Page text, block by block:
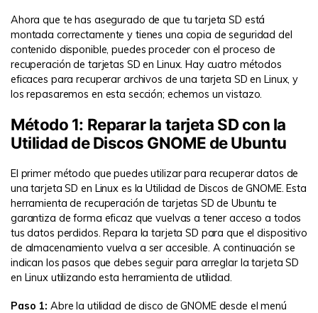
Ahora que te has asegurado de que tu tarjeta SD está
montada correctamente y tienes una copia de seguridad del
contenido disponible, puedes proceder con el proceso de
recuperación de tarjetas SD en Linux. Hay cuatro métodos
eficaces para recuperar archivos de una tarjeta SD en Linux, y
los repasaremos en esta sección; echemos un vistazo.
Método 1: Reparar la tarjeta SD con la
Utilidad de Discos GNOME de Ubuntu
El primer método que puedes utilizar para recuperar datos de
una tarjeta SD en Linux es la Utilidad de Discos de GNOME. Esta
herramienta de recuperación de tarjetas SD de Ubuntu te
garantiza de forma eficaz que vuelvas a tener acceso a todos
tus datos perdidos. Repara la tarjeta SD para que el dispositivo
de almacenamiento vuelva a ser accesible. A continuación se
indican los pasos que debes seguir para arreglar la tarjeta SD
en Linux utilizando esta herramienta de utilidad.
Paso 1: Abre la utilidad de disco de GNOME desde el menú